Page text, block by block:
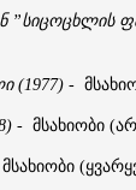
”სიცოცხლის
(1977) -
- მსახიობი (
მსახიობი (